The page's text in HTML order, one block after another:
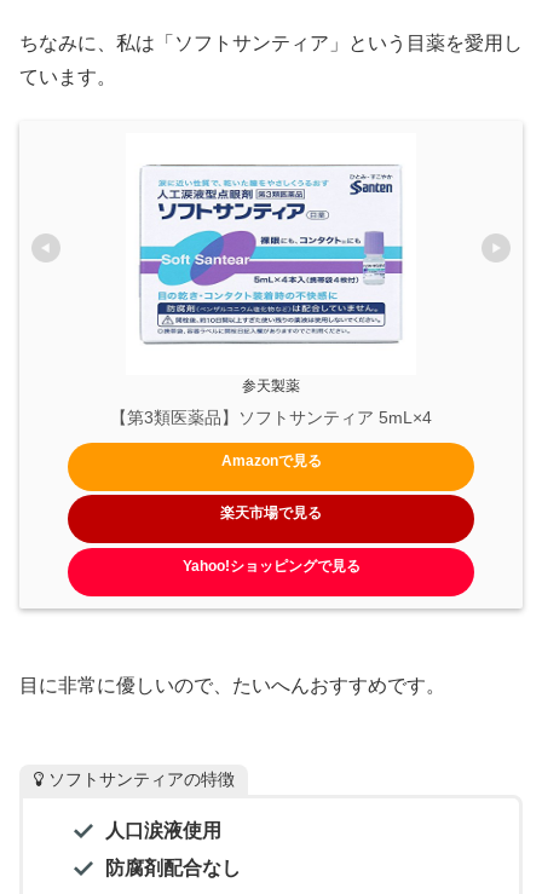
ちなみに、私は「ソフトサンティア」という目薬を愛用し
ています。
参天製薬
【第3類医薬品】ソフトサンティア 5mL×4
Amazonで見る
楽天市場で見る
Yahoo!ショッピングで見る
目に非常に優しいので、たいへんおすすめです。
ソフトサンティアの特徴
人口涙液使用
防腐剤配合なし